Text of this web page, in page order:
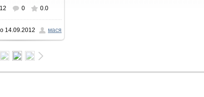
реальном размере
/ 234.4Kb
0 0.0
14.09.2012 мася